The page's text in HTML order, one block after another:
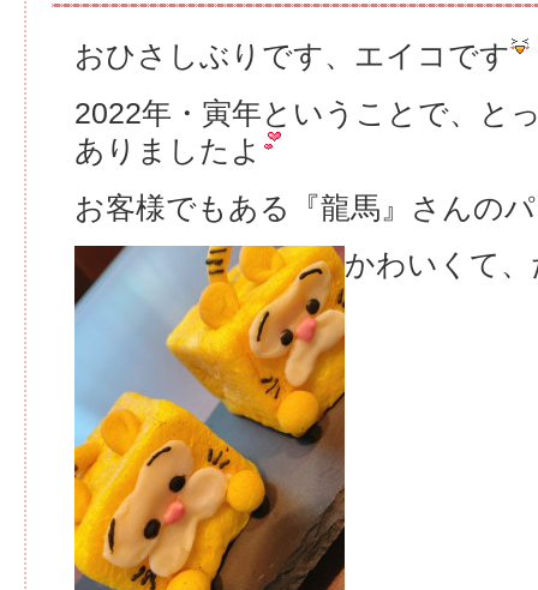
おひさしぶりです、エイコです
2022年・寅年ということで、と
ありましたよ
お客様でもある『龍馬』さんの
かわいくて